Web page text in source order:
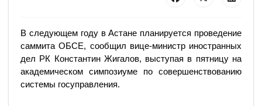
В следующем году в Астане планируется проведение
саммита ОБСЕ, сообщил вице-министр иностранных
дел РК Константин Жигалов, выступая в пятницу на
академическом симпозиуме по совершенствованию
системы госуправления.